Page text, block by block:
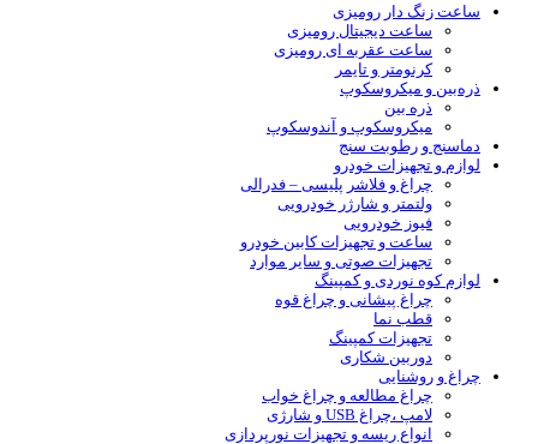
ساعت زنگ دار رومیزی
ساعت دیجیتال رومیزی
ساعت عقربه ای رومیزی
کرنومتر و تایمر
ذره‌بین و میکروسکوپ
ذره بین
میکروسکوپ و آندوسکوپ
دماسنج و رطوبت سنج
لوازم و تجهیزات خودرو
چراغ و فلاشر پلیسی – فدرالی
ولتمتر و شارژر خودرویی
فیوز خودرویی
ساعت و تجهیزات کابین خودرو
تجهیزات صوتی و سایر موارد
لوازم کوه نوردی و کمپینگ
چراغ پیشانی و چراغ قوه
قطب نما
تجهیزات کمپینگ
دوربین شکاری
چراغ و روشنایی
چراغ مطالعه و چراغ خواب
لامپ ،چراغ USB و شارژی
انواع ریسه و تجهیزات نورپردازی